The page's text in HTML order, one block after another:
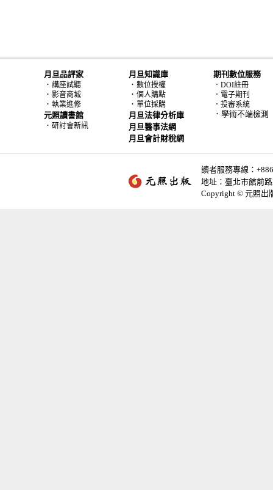
月旦品評家
． 講座試聽
． 影音商城
． 執業進修
元照讀書館
． 研討會新訊
月旦知識庫
． 數位授權
． 個人購點
． 單位採購
月旦法律分析庫
月旦醫事法網
月旦會計財稅網
期刊數位服務
．DOI註冊
．電子期刊
．投審系統
．學術不端檢測
讀者服務專線：
地址：臺北市館前
Copyright © 元照出